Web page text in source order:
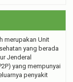
merupakan Unit
yang berada
Jenderal
yang mempunyai
penyakit